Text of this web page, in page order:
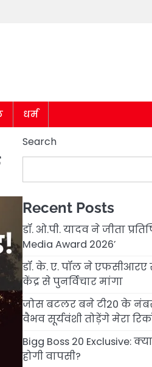
धर्म
Search
Recent Posts
डॉ. ओ.पी. यादव ने जीता
Media Award 2026’
डॉ. के. ए. पॉल ने
केंद्र से पुनर्विचार मांगा
जोस बटलर बने टी20 के
वैभव सूर्यवंशी तोड़ेंगे मेरा
Bigg Boss 20 Exclusive:
होगी वापसी?